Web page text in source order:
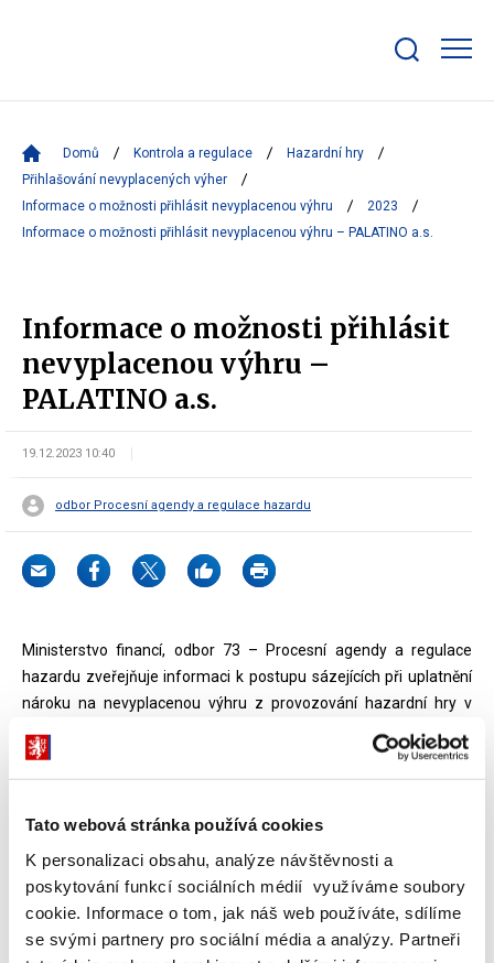
Tato webová stránka používá cookies
K personalizaci obsahu, analýze návštěvnosti a
poskytování funkcí sociálních médií využíváme soubory
cookie. Informace o tom, jak náš web používáte, sdílíme
se svými partnery pro sociální média a analýzy. Partneři
bar
Domů Kontrola a regulace
Hazardní hry
Přihlašování nevyplacených výher
Informace o možnosti přihlásit nevyplacenou výhru
2023
Informace o možnosti přihlásit nevyplacenou výhru – PALATINO a.s.
Informace o možnosti přihlásit
nevyplacenou výhru –
PALATINO a.s.
19.12.2023 10:40
odbor Procesní agendy a regulace hazardu
Ministerstvo financí, odbor 73 – Procesní agendy a regulace
hazardu zveřejňuje informaci k postupu sázejících při uplatnění
nároku na nevyplacenou výhru z provozování hazardní hry v
kasinu, která nebyla sázejícímu vyplacena obchodní společností
PALATINO a.s. IČO: 05457203, se sídlem Dolní Dvořiště 263, 382
72 Dolní Dvořiště.
Dokumenty ke stažení